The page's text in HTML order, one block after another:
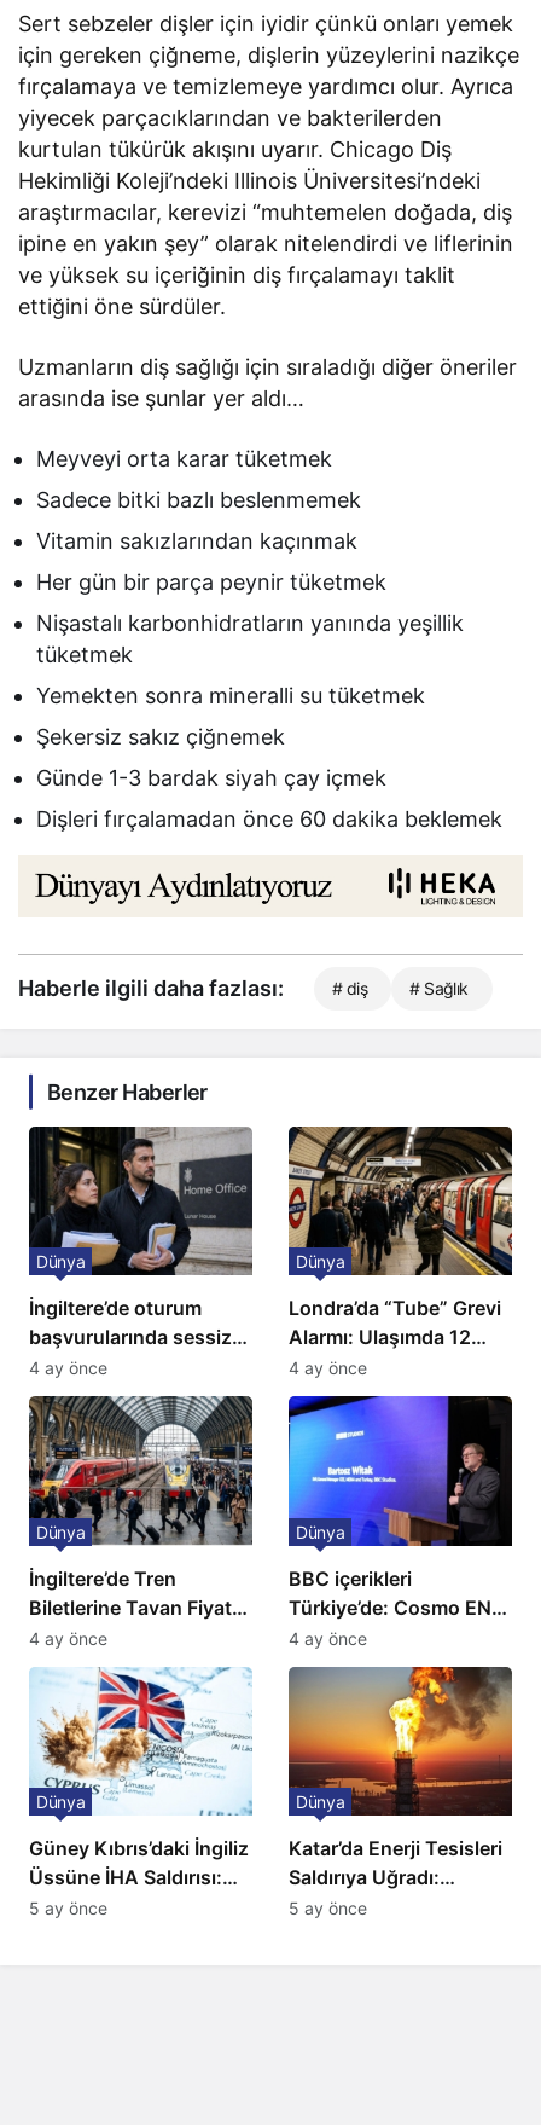
Sert sebzeler dişler için iyidir çünkü onları yemek
için gereken çiğneme, dişlerin yüzeylerini nazikçe
fırçalamaya ve temizlemeye yardımcı olur. Ayrıca
yiyecek parçacıklarından ve bakterilerden
kurtulan tükürük akışını uyarır. Chicago Diş
Hekimliği Koleji’ndeki Illinois Üniversitesi’ndeki
araştırmacılar, kerevizi “muhtemelen doğada, diş
ipine en yakın şey” olarak nitelendirdi ve liflerinin
ve yüksek su içeriğinin diş fırçalamayı taklit
ettiğini öne sürdüler.
Uzmanların diş sağlığı için sıraladığı diğer öneriler
arasında ise şunlar yer aldı…
Meyveyi orta karar tüketmek
Sadece bitki bazlı beslenmemek
Vitamin sakızlarından kaçınmak
Her gün bir parça peynir tüketmek
Nişastalı karbonhidratların yanında yeşillik
tüketmek
Yemekten sonra mineralli su tüketmek
Şekersiz sakız çiğnemek
Günde 1-3 bardak siyah çay içmek
Dişleri fırçalamadan önce 60 dakika beklemek
Haberle ilgili daha fazlası: # diş # Sağlık
Benzer Haberler
İngiltere’de oturum
başvurularında sessiz
kriz: Büyükelçilikten
açıklama!
Dünya
4 ay önce
Londra’da “Tube” Grevi
Alarmı: Ulaşımda 12
Günlük Kaos Kapıda
Dünya
4 ay önce
İngiltere’de Tren
Biletlerine Tavan Fiyat:
Ulaşımda Yeni
Düzenleme
Dünya
4 ay önce
BBC içerikleri
Türkiye’de: Cosmo EN
ve BBC Player yayında
Dünya
4 ay önce
Güney Kıbrıs’daki İngiliz
Üssüne İHA Saldırısı:
Patlama, Sirenler ve
Dünya
5 ay önce
Katar’da Enerji Tesisleri
Saldırıya Uğradı:
Avrupa’da Doğalgaz
Dünya
5 ay önce